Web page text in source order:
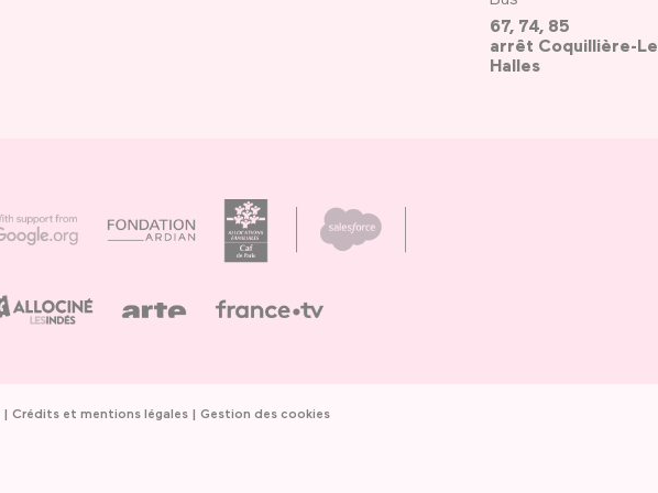
67, 74, 85
arrêt Coquillière-
Halles
Crédits et mentions légales Gestion des cookies